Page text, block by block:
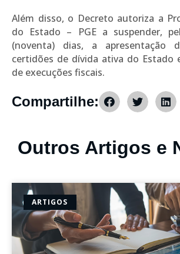
Além disso, o Decreto autoriza a
do Estado – PGE a suspender,
(noventa) dias, a apresentação
certidões de dívida ativa do Estado
de execuções fiscais.
Compartilhe:
Outros Artigos e
ARTIGOS